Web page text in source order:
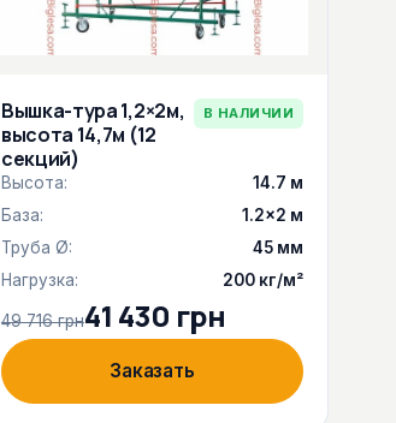
Вышка-тура 1,2×2м,
высота 14,7м (12
секций)
В НАЛИЧИИ
Высота:
14.7 м
База:
1.2×2 м
Труба Ø:
45 мм
Нагрузка:
200 кг/м²
49 716 грн41 430 грн
Заказать